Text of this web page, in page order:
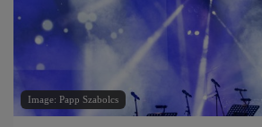
Image: Papp Szabolcs